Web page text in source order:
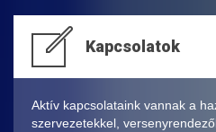
Kapcsolatok
Aktív kapcsolataink vannak a
szervezetekkel,